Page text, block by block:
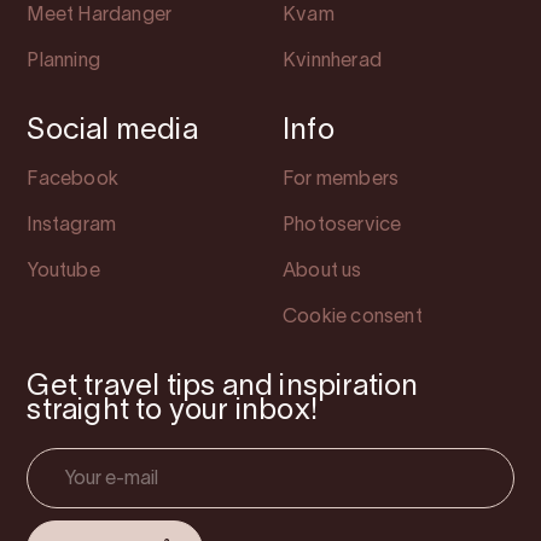
Meet Hardanger
Planning
Kvam
Kvinnherad
Social media
Facebook
Instagram
Youtube
Info
For members
Photoservice
About us
Cookie consent
Get travel tips and inspiration
straight to your inbox!